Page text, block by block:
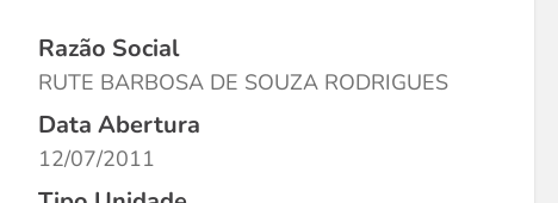
Razão Social
RUTE BARBOSA DE SOUZA RODRIGUES
Data Abertura
12/07/2011